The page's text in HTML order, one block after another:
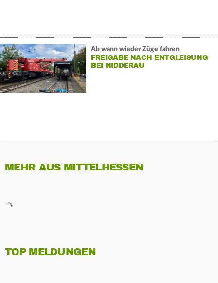
Ab wann wieder Züge fahren
FREIGABE NACH ENTGLEISUNG
BEI NIDDERAU
MEHR AUS MITTELHESSEN
TOP MELDUNGEN